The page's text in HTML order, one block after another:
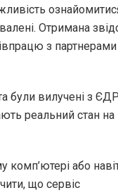
Отримана
з
були вилучені з ЄДР
реальний стан на
комп’ютері або
що сервіс